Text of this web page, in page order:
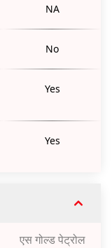
NA
No
Yes
Yes
एस गोल्ड पेट्रोल